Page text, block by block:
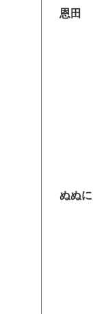
恩田
ぬぬに